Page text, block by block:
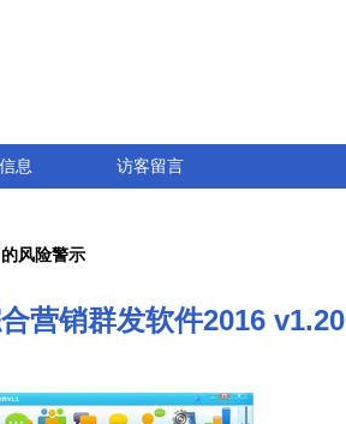
息 访客留言
风险警示
营销群发软件2016